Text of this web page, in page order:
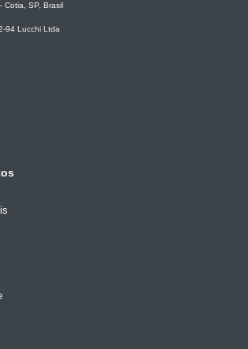
Cotia, SP, Brasil
94 Lucchi Ltda